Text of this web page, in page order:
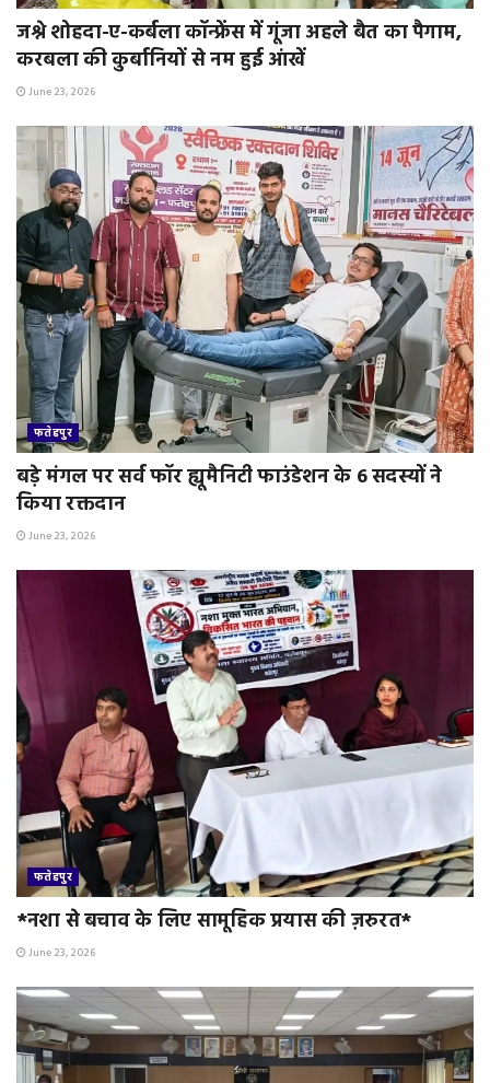
जश्ने शोहदा-ए-कर्बला कॉन्फ्रेंस में गूंजा अहले बैत का पैगाम,
करबला की कुर्बानियों से नम हुई आंखें
June 23, 2026
फतेहपुर
बड़े मंगल पर सर्व फॉर ह्यूमैनिटी फाउंडेशन के 6 सदस्यों ने
किया रक्तदान
June 23, 2026
फतेहपुर
*नशा से बचाव के लिए सामूहिक प्रयास की ज़रुरत*
June 23, 2026